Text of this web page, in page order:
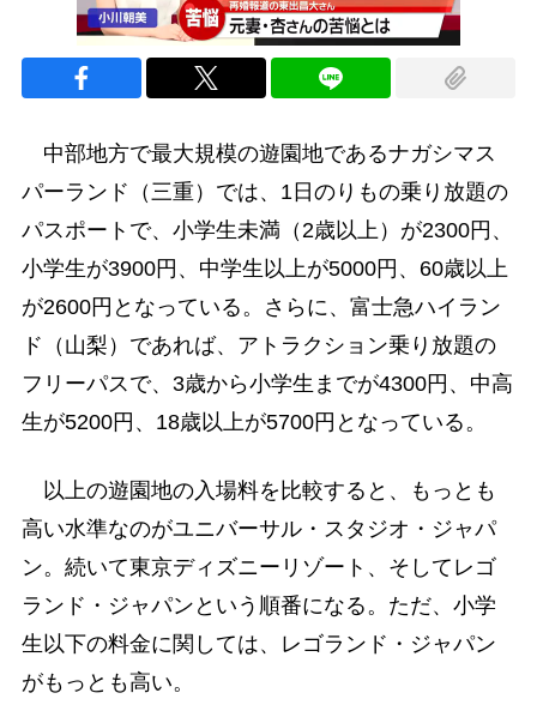
中部地方で最大規模の遊園地であるナガシマス
パーランド（三重）では、1日のりもの乗り放題の
パスポートで、小学生未満（2歳以上）が2300円、
小学生が3900円、中学生以上が5000円、60歳以上
が2600円となっている。さらに、富士急ハイラン
ド（山梨）であれば、アトラクション乗り放題の
フリーパスで、3歳から小学生までが4300円、中高
生が5200円、18歳以上が5700円となっている。
以上の遊園地の入場料を比較すると、もっとも
高い水準なのがユニバーサル・スタジオ・ジャパ
ン。続いて東京ディズニーリゾート、そしてレゴ
ランド・ジャパンという順番になる。ただ、小学
生以下の料金に関しては、レゴランド・ジャパン
がもっとも高い。